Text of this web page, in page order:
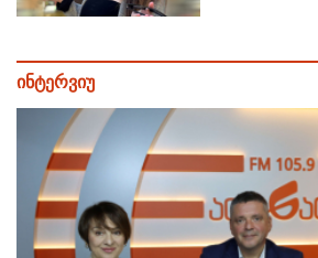
ინტერვიუ